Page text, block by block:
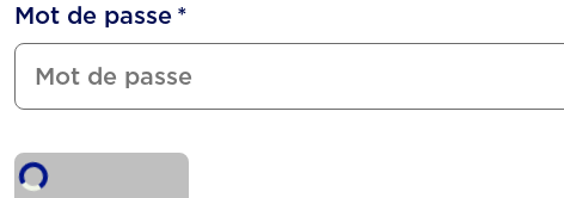
Mot de passe *
SE CONNECTER